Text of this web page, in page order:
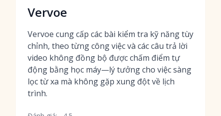
Vervoe
Vervoe cung cấp các bài kiểm tra kỹ năng tùy
chỉnh, theo từng công việc và các câu trả lời
video không đồng bộ được chấm điểm tự
động bằng học máy—lý tưởng cho việc sàng
lọc từ xa mà không gặp xung đột về lịch
trình.